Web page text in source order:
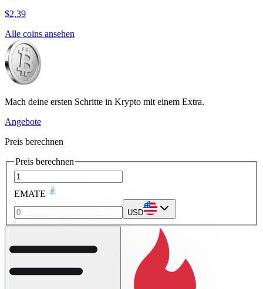
$2,39
Alle coins ansehen
Mach deine ersten Schritte in Krypto mit einem Extra.
Angebote
Preis berechnen
Preis berechnen
EMATE
USD